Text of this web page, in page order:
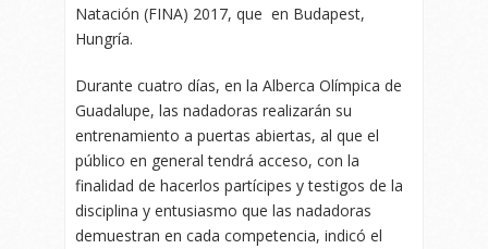
Natación (FINA) 2017, que en Budapest,
Hungría.
Durante cuatro días, en la Alberca Olímpica de
Guadalupe, las nadadoras realizarán su
entrenamiento a puertas abiertas, al que el
público en general tendrá acceso, con la
finalidad de hacerlos partícipes y testigos de la
disciplina y entusiasmo que las nadadoras
demuestran en cada competencia, indicó el